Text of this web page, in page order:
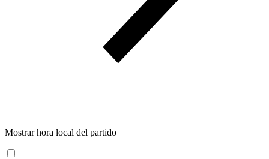
Mostrar hora local del partido